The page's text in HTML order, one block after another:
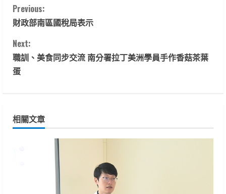
C
o
n
t
n
Previous:
財政部南區國稅局表示
Next:
職訓、美食同步交流 南分署拉丁美洲學員手作香菇茶葉
蛋
相關文章